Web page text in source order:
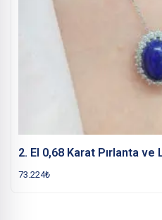
2. El 0,68 Karat Pırlanta ve
73.224₺